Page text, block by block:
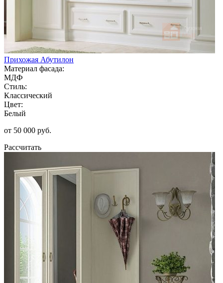
Прихожая Абутилон
Материал фасада:
МДФ
Стиль:
Классический
Цвет:
Белый
от 50 000 руб.
Рассчитать